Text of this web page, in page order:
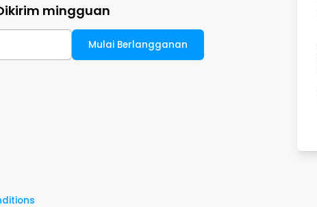
mingguan
Mulai Berlangganan